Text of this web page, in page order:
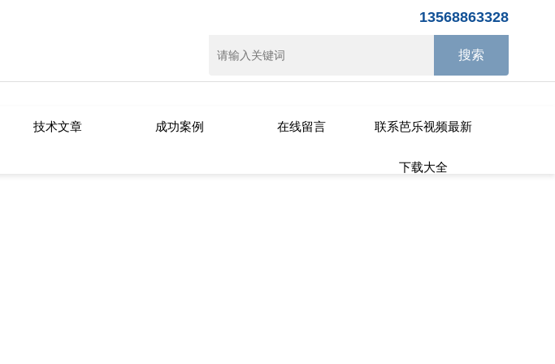
乐视频官方下载,芭乐视频APP下载IOS 13568863328
技术文章 成功案例 在线留言 联系芭乐视频最新
下载大全